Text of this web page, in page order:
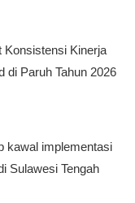
Konsistensi Kinerja
di Paruh Tahun 2026
kawal implementasi
Sulawesi Tengah